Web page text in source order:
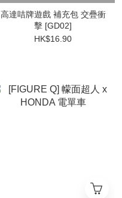
高達咭牌遊戲 補充包 交疊衝
擊 [GD02]
HK$16.90